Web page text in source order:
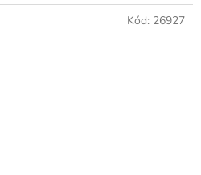
Kód: 26927